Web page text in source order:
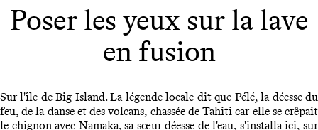
Poser les yeux sur la lave
en fusion
Sur l'île de Big Island. La légende locale dit que Pélé, la déesse du
feu, de la danse et des volcans, chassée de Tahiti car elle se crêpait
le chignon avec Namaka, sa sœur déesse de l'eau, s'installa ici, sur